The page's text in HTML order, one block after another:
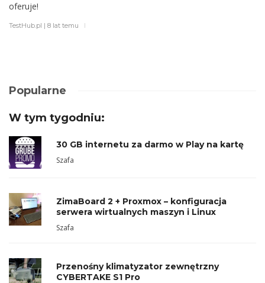
oferuje!
TestHub.pl | 8 lat temu
Popularne
W tym tygodniu:
30 GB internetu za darmo w Play na kartę
Szafa
ZimaBoard 2 + Proxmox – konfiguracja
serwera wirtualnych maszyn i Linux
Szafa
Przenośny klimatyzator zewnętrzny
CYBERTAKE S1 Pro